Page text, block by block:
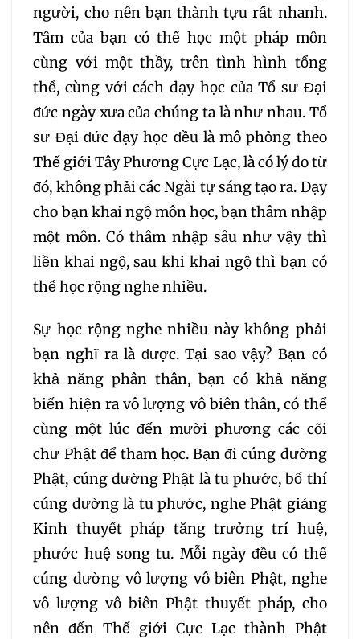
251 252 253
254 255 256
257 258 259
260 261 262
263 264 265
267
269 270 271
272 273 274
276 277
280
281 282 283
284 285 286
287 288 289
người, cho nên bạn thành tựu rất nhanh.
Tâm của bạn có thể học một pháp môn
cùng với một thầy, trên tình hình tổng
thể, cùng với cách dạy học của Tổ sư Đại
đức ngày xưa của chúng ta là như nhau. Tổ
sư Đại đức dạy học đều là mô phỏng theo
Thế giới Tây Phương Cực Lạc, là có lý do từ
đó, không phải các Ngài tự sáng tạo ra. Dạy
cho bạn khai ngộ môn học, bạn thâm nhập
một môn. Có thâm nhập sâu như vậy thì
liền khai ngộ, sau khi khai ngộ thì bạn có
thể học rộng nghe nhiều.
Sự học rộng nghe nhiều này không phải
bạn nghĩ ra là được. Tại sao vậy? Bạn có
khả năng phân thân, bạn có khả năng
biến hiện ra vô lượng vô biên thân, có thể
cùng một lúc đến mười phương các cõi
chư Phật để tham học. Bạn đi cúng dường
Phật, cúng dường Phật là tu phước, bố thí
cúng dường là tu phước, nghe Phật giảng
Kinh thuyết pháp tăng trưởng trí huệ,
phước huệ song tu. Mỗi ngày đều có thể
cúng dường vô lượng vô biên Phật, nghe
vô lượng vô biên Phật thuyết pháp, cho
nên đến Thế giới Cực Lạc thành Phật